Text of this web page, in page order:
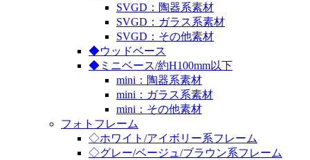
SVGD：陶器系素材
SVGD：ガラス系素材
SVGD：その他素材
◆ウッドベース
◆ミニベース/約H100mm以下
mini：陶器系素材
mini：ガラス系素材
mini：その他素材
フォトフレーム
◇ホワイト/アイボリー系フレーム
◇グレー/ベージュ/ブラウン系フレーム